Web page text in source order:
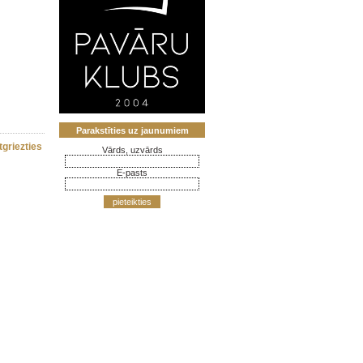
Parakstīties uz jaunumiem
Vārds, uzvārds
E-pasts
pieteikties